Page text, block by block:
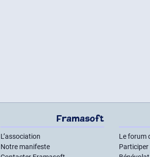
Framasoft
L’association
Notre manifeste
Le forum
Participer